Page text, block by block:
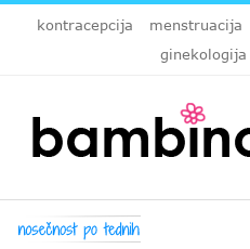
kontracepcija menstruacija
ginekologija